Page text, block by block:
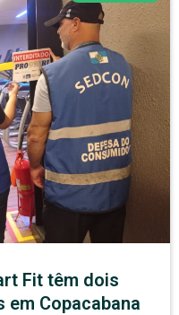
Fit têm dois
Copacabana